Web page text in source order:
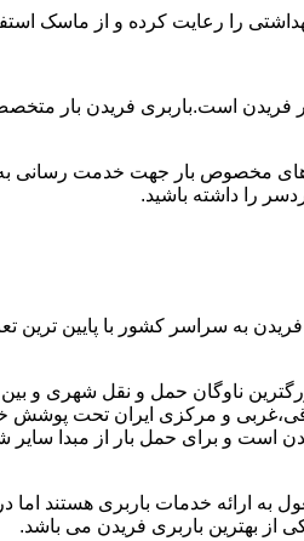
را رعایت کرده و از ماسک
در فریدن است.باربری فریدن بار
مخصوص بار جهت خدمت رسانی به
را داشته باشید.
به سراسر کشور با پایین
ناوگان حمل و نقل شهری و بین
و مرکزی ایران تحت پوشش
است و برای حمل بار از مبدا
خدمات باربری هستند اما
از بهترین باربری فریدن می باشد.